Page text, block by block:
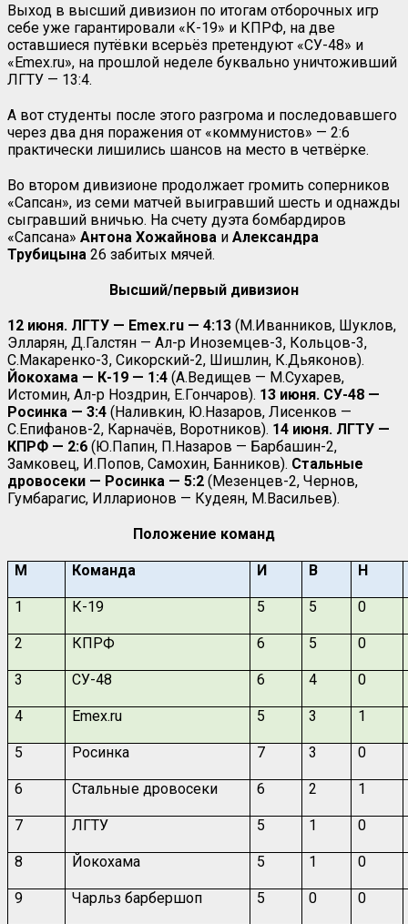
Выход в высший дивизион по итогам отборочных игр
себе уже гарантировали «К-19» и КПРФ, на две
оставшиеся путёвки всерьёз претендуют «СУ-48» и
«Emex.ru», на прошлой неделе буквально уничтоживший
ЛГТУ — 13:4.
А вот студенты после этого разгрома и последовавшего
через два дня поражения от «коммунистов» — 2:6
практически лишились шансов на место в четвёрке.
Во втором дивизионе продолжает громить соперников
«Сапсан», из семи матчей выигравший шесть и однажды
сыгравший вничью. На счету дуэта бомбардиров
«Сапсана» Антона Хожайнова и Александра
Трубицына 26 забитых мячей.
Высший/первый дивизион
12 июня. ЛГТУ — Emex.ru — 4:13 (М.Иванников, Шуклов,
Элларян, Д.Галстян — Ал-р Иноземцев-3, Кольцов-3,
С.Макаренко-3, Сикорский-2, Шишлин, К.Дьяконов).
Йокохама — К-19 — 1:4 (А.Ведищев — М.Сухарев,
Истомин, Ал-р Ноздрин, Е.Гончаров). 13 июня. СУ-48 —
Росинка — 3:4 (Наливкин, Ю.Назаров, Лисенков —
С.Епифанов-2, Карначёв, Воротников). 14 июня. ЛГТУ —
КПРФ — 2:6 (Ю.Папин, П.Назаров — Барбашин-2,
Замковец, И.Попов, Самохин, Банников). Стальные
дровосеки — Росинка — 5:2 (Мезенцев-2, Чернов,
Гумбарагис, Илларионов — Кудеян, М.Васильев).
Положение команд
М Команда И В Н
1 К-19 5 5 0
2 КПРФ 6 5 0
3 СУ-48 6 4 0
4 Emex.ru 5 3 1
5 Росинка 7 3 0
6 Стальные дровосеки 6 2 1
7 ЛГТУ 5 1 0
8 Йокохама 5 1 0
9 Чарльз барбершоп 5 0 0